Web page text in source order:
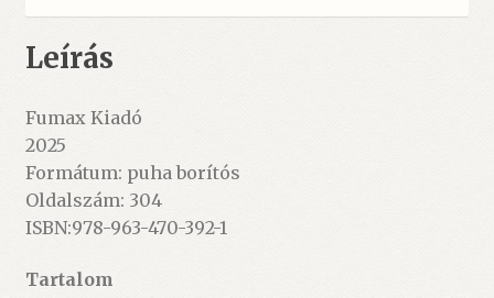
Leírás
Fumax Kiadó
2025
Formátum: puha borítós
Oldalszám: 304
ISBN:978-963-470-392-1
Tartalom